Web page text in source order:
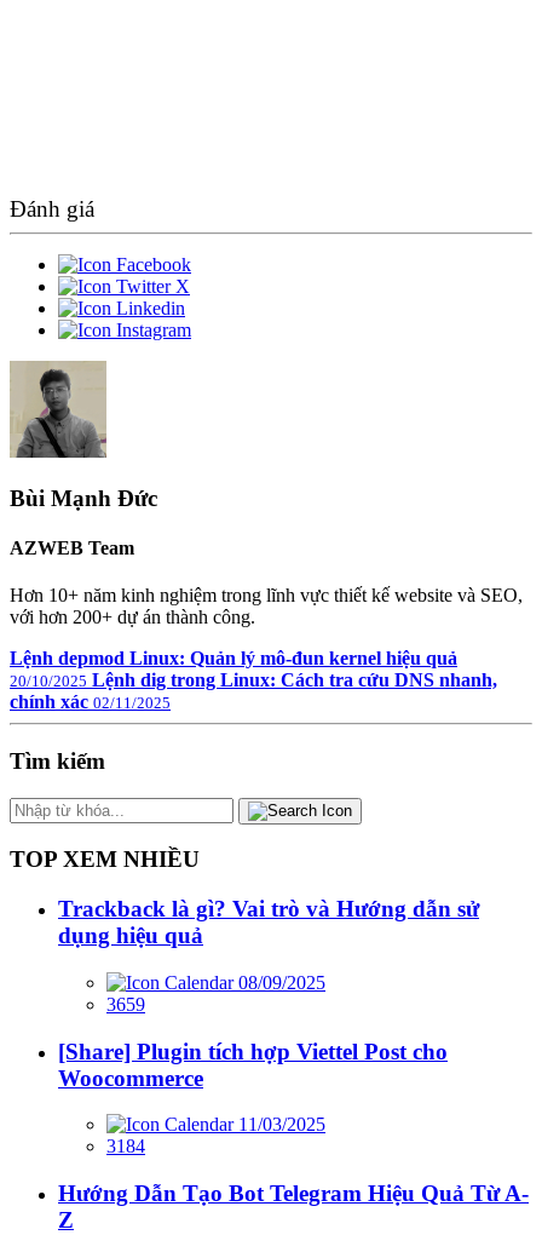
Đánh giá
Bùi Mạnh Đức
AZWEB Team
Hơn 10+ năm kinh nghiệm trong lĩnh vực thiết kế website và SEO,
với hơn 200+ dự án thành công.
Lệnh depmod Linux: Quản lý mô-đun kernel hiệu quả
20/10/2025 Lệnh dig trong Linux: Cách tra cứu DNS nhanh,
chính xác 02/11/2025
Tìm kiếm
TOP XEM NHIỀU
Trackback là gì? Vai trò và Hướng dẫn sử
dụng hiệu quả
08/09/2025
3659
[Share] Plugin tích hợp Viettel Post cho
Woocommerce
11/03/2025
3184
Hướng Dẫn Tạo Bot Telegram Hiệu Quả Từ A-
Z